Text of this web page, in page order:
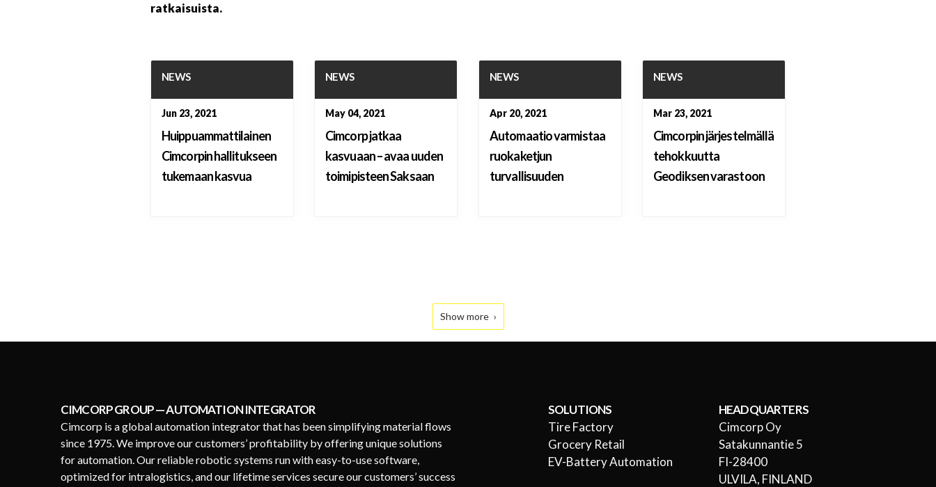
ratkaisuista.
NEWS
Jun 23, 2021
Huippuammattilainen
Cimcorpin hallitukseen
tukemaan kasvua
NEWS
May 04, 2021
Cimcorp jatkaa
kasvuaan – avaa uuden
toimipisteen Saksaan
NEWS
Apr 20, 2021
Automaatio varmistaa
ruokaketjun
turvallisuuden
NEWS
Mar 23, 2021
Cimcorpin järjestelmällä
tehokkuutta
Geodiksen varastoon
Show more
CIMCORP GROUP — AUTOMATION INTEGRATOR
Cimcorp is a global automation integrator that has been simplifying material flows
since 1975. We improve our customers’ profitability by offering unique solutions
for automation. Our reliable robotic systems run with easy-to-use software,
optimized for intralogistics, and our lifetime services secure our customers’ success
SOLUTIONS
Tire Factory
Grocery Retail
EV-Battery Automation
HEADQUARTERS
Cimcorp Oy
Satakunnantie 5
FI-28400
ULVILA, FINLAND